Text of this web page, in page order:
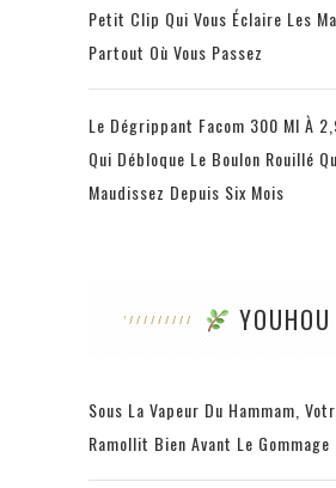
Petit Clip Qui Vous Éclaire Les
Partout Où Vous Passez
Le Dégrippant Facom 300 Ml À
Qui Débloque Le Boulon Rouillé
Maudissez Depuis Six Mois
YOUHOU
Sous La Vapeur Du Hammam,
Ramollit Bien Avant Le Gommage